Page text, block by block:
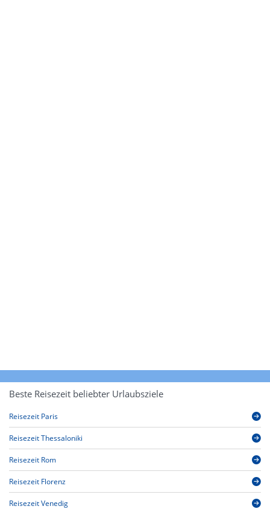
Beste Reisezeit beliebter Urlaubsziele
Reisezeit Paris
Reisezeit Thessaloniki
Reisezeit Rom
Reisezeit Florenz
Reisezeit Venedig